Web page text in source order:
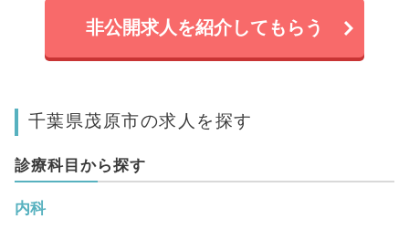
非公開求人を紹介してもらう
千葉県茂原市の求人を探す
診療科目から探す
内科